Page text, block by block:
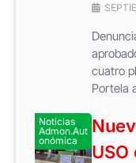
cuatro
Portela
Noticias
Admon.Aut
onómica